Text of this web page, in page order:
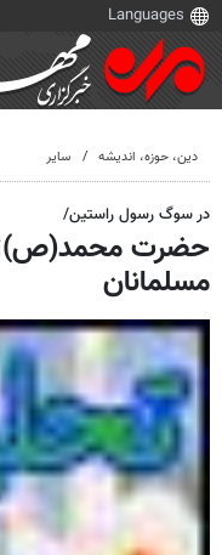
دين، حوزه، انديشه سایر
در سوگ رسول راستین/
حضرت محمد(ص)؛
مسلمانان